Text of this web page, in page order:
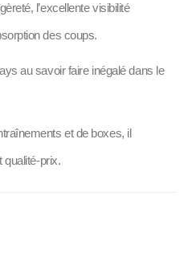
l’excellente visibilité
des coups.
au savoir faire inégalé dans le
et de boxes, il
qualité-prix.